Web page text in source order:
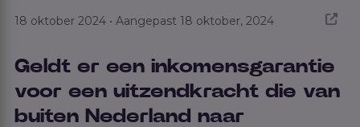
18 oktober 2024 • Aangepast 18 oktober, 2024
Geldt er een inkomensgarantie
voor een uitzendkracht die van
buiten Nederland naar